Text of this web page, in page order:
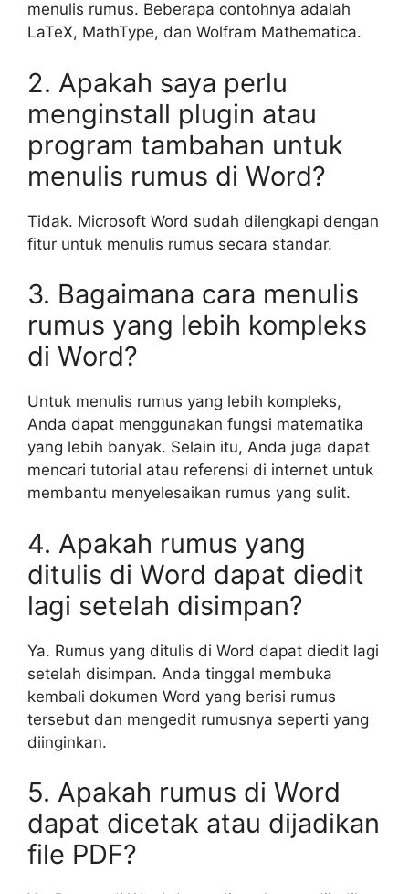
menulis rumus. Beberapa contohnya adalah
LaTeX, MathType, dan Wolfram Mathematica.
2. Apakah saya perlu
menginstall plugin atau
program tambahan untuk
menulis rumus di Word?
Tidak. Microsoft Word sudah dilengkapi dengan
fitur untuk menulis rumus secara standar.
3. Bagaimana cara menulis
rumus yang lebih kompleks
di Word?
Untuk menulis rumus yang lebih kompleks,
Anda dapat menggunakan fungsi matematika
yang lebih banyak. Selain itu, Anda juga dapat
mencari tutorial atau referensi di internet untuk
membantu menyelesaikan rumus yang sulit.
4. Apakah rumus yang
ditulis di Word dapat diedit
lagi setelah disimpan?
Ya. Rumus yang ditulis di Word dapat diedit lagi
setelah disimpan. Anda tinggal membuka
kembali dokumen Word yang berisi rumus
tersebut dan mengedit rumusnya seperti yang
diinginkan.
5. Apakah rumus di Word
dapat dicetak atau dijadikan
file PDF?